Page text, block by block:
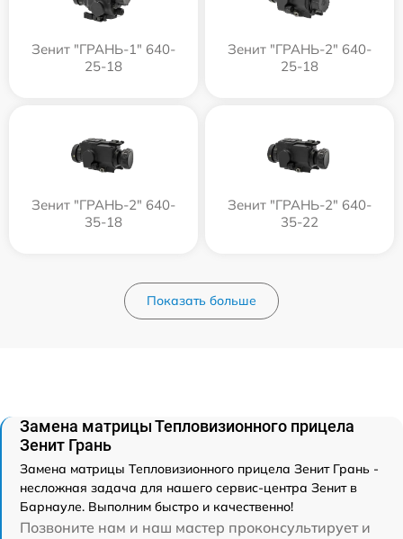
Зенит "ГРАНЬ-1" 640-
25-18
Зенит "ГРАНЬ-2" 640-
25-18
Зенит "ГРАНЬ-2" 640-
35-18
Зенит "ГРАНЬ-2" 640-
35-22
Показать больше
Замена матрицы Тепловизионного прицела
Зенит Грань
Замена матрицы Тепловизионного прицела Зенит Грань -
несложная задача для нашего сервис-центра Зенит в
Барнауле. Выполним быстро и качественно!
Позвоните нам и наш мастер проконсультирует и